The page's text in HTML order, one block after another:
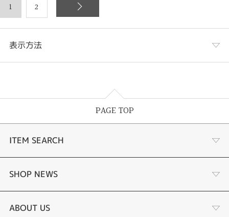
1 2
表示方法
PAGE TOP
ITEM SEARCH
婚約指輪
結婚指輪
SHOP NEWS
サプライズプロポーズ相談室
ABOUT US